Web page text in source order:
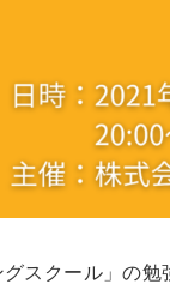
スクール」の